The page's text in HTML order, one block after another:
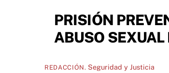
PRISIÓN
ABUSO SEXUAL
REDACCIÓN. Seguridad y Justicia